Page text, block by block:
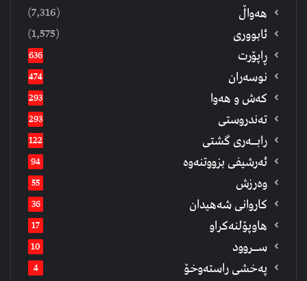
هەواڵ (7,316)
ئابووری (1,575)
ڕاپۆرت 636
نوسەران 474
كەش و هەوا 293
تەندروستی 293
رابــه‌ری گشتی 122
ئەرشیفى بزووتنەوە 94
وەرزش 55
كاروانی شەهیدان 36
هاوپۆلنەكراو 17
ســروود 10
په‌خشی راسته‌وخۆ 4